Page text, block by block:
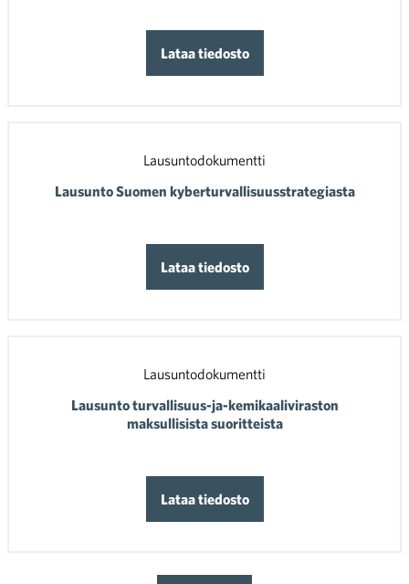
Lataa tiedosto
Lausuntodokumentti
Lausunto Suomen kyberturvallisuusstrategiasta
Lataa tiedosto
Lausuntodokumentti
Lausunto turvallisuus-ja-kemikaaliviraston
maksullisista suoritteista
Lataa tiedosto